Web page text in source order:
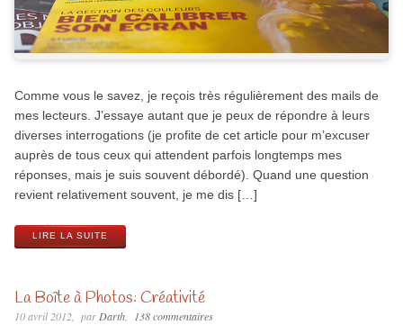
Comme vous le savez, je reçois très régulièrement des mails de
mes lecteurs. J’essaye autant que je peux de répondre à leurs
diverses interrogations (je profite de cet article pour m’excuser
auprès de tous ceux qui attendent parfois longtemps mes
réponses, mais je suis souvent débordé). Quand une question
revient relativement souvent, je me dis […]
LIRE LA SUITE
La Boîte à Photos: Créativité
10 avril 2012 parDarth 138 commentaires